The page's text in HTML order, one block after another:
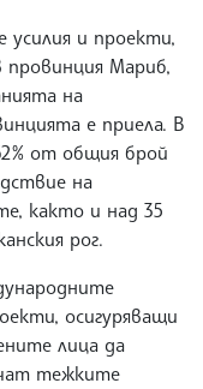
и проекти,
Мариб,
на
е приела. В
от общия брой
на
както и над 35
рог.
осигуряващи
лица да
тежките